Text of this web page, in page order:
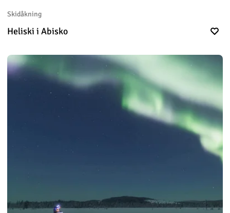
Skidåkning
Heliski i Abisko